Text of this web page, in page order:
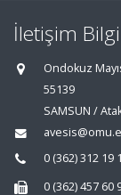
İletişim
Ondokuz
55139
SAMSUN /
0 (362) 312 19
0 (362) 457 60